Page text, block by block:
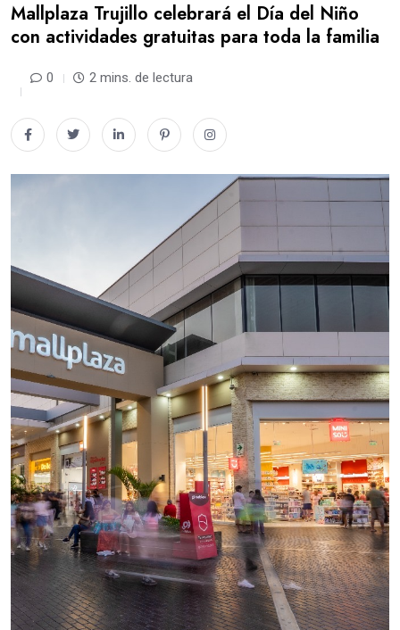
Mallplaza Trujillo celebrará el Día del Niño
con actividades gratuitas para toda la familia
0 2 mins. de lectura